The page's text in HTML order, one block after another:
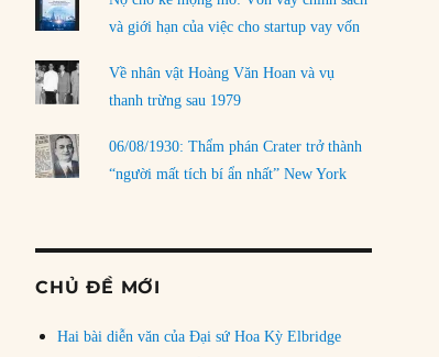
và giới hạn của việc cho startup vay vốn
Về nhân vật Hoàng Văn Hoan và vụ
thanh trừng sau 1979
06/08/1930: Thẩm phán Crater trở thành
“người mất tích bí ẩn nhất” New York
CHỦ ĐỀ MỚI
Hai bài diễn văn của Đại sứ Hoa Kỳ Elbridge